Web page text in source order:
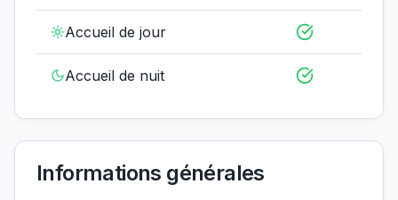
Accueil de jour
Accueil de nuit
Informations générales